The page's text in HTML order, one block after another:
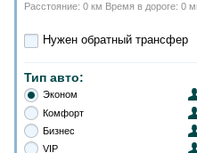
Расстояние: 0 км Время в дороге: 0
Нужен обратный трансфер
Тип авто:
Эконом
Комфорт
Бизнес
VIP